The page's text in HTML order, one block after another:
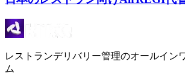
レストランデリバリー管理のオールイン
ム